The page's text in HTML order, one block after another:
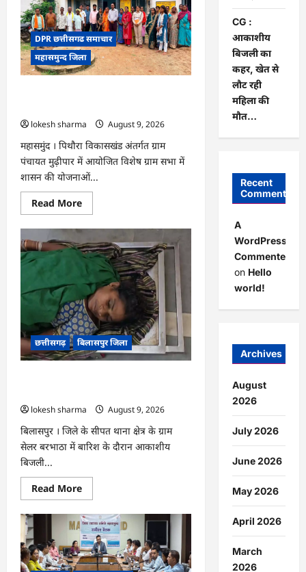
परिवारों
के
2
दर्जन
से
अधिक
लोग
पीलिया-
DPR छत्तीसगढ समाचार
महासमुन्द जिला
lokesh sharma
August 9, 2026
महासमुंद । पिथौरा विकासखंड अंतर्गत ग्राम
पंचायत मुढ़ीपार में आयोजित विशेष ग्राम सभा में
शासन की योजनाओं...
Read MoreRead
more
CG
ग्राम
पंचायत
मुढ़ीपार
अंतर्गत
विशेष
ग्राम
सभा
में
योजनाओं
का
सामाजिक
अंकेक्षण…
छत्तीसगढ़ बिलासपुर जिला
lokesh sharma
August 9, 2026
बिलासपुर । जिले के सीपत थाना क्षेत्र के ग्राम
सेलर बरभाठा में बारिश के दौरान आकाशीय
बिजली...
Read MoreRead
more
CG
:
आकाशीय
बिजली
का
कहर,
CG :
आकाशीय
बिजली का
कहर, खेत से
लौट रही
महिला की
मौत…
Recent
Comments
A
WordPress
Commenter
on Hello
world!
Archives
August
2026
July 2026
June 2026
May 2026
April 2026
March
2026